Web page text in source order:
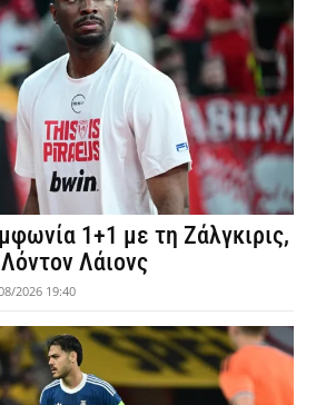
1+1 με τη Ζάλγκιρις,
Λάιονς
2026 19:40